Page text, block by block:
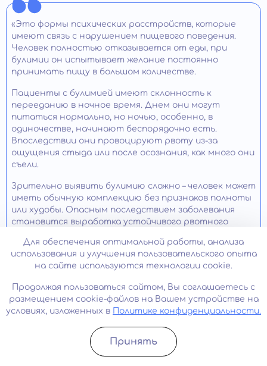
«Это формы психических расстройств, которые
имеют связь с нарушением пищевого поведения.
Человек полностью отказывается от еды, при
булимии он испытывает желание постоянно
принимать пищу в большом количестве.
Пациенты с булимией имеют склонность к
перееданию в ночное время. Днем они могут
питаться нормально, но ночью, особенно, в
одиночестве, начинают беспорядочно есть.
Впоследствии они провоцируют рвоту из-за
ощущения стыда или после осознания, как много они
съели.
Зрительно выявить булимию сложно – человек может
иметь обычную комплекцию без признаков полноты
или худобы. Опасным последствием заболевания
становится выработка устойчивого рвотного
нарушение работы кишечника.
При анорексии ситуация обстоит несколько по-
стройным и отказывается от приема пищи. Обычно
состояние развивается, если пациенту высказал
негативное мнение близкий человек. В результате
отказа от еды заболевание приобретает не только
психические, но и физиологические симптомы,
развивается отвращение от еды. Это делает
Записатьcя
Для обеспечения оптимальной работы, анализа
использования и улучшения пользовательского опыта
на сайте используются технологии cookie.
Продолжая пользоваться сайтом, Вы соглашаетесь с
размещением cookie-файлов на Вашем устройстве на
условиях, изложенных в
Политике конфиденциальности.
Принять